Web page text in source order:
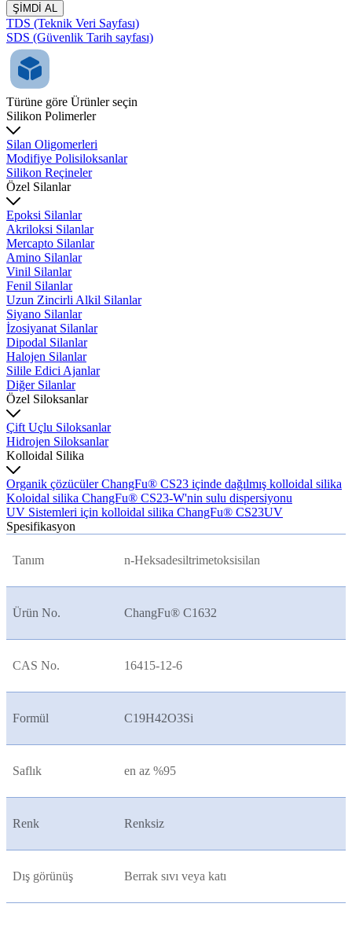
ŞİMDİ AL
TDS (Teknik Veri Sayfası)
SDS (Güvenlik Tarih sayfası)
Türüne göre Ürünler seçin
Silikon Polimerler
Silan Oligomerleri
Modifiye Polisiloksanlar
Silikon Reçineler
Özel Silanlar
Epoksi Silanlar
Akriloksi Silanlar
Mercapto Silanlar
Amino Silanlar
Vinil Silanlar
Fenil Silanlar
Uzun Zincirli Alkil Silanlar
Siyano Silanlar
İzosiyanat Silanlar
Dipodal Silanlar
Halojen Silanlar
Silile Edici Ajanlar
Diğer Silanlar
Özel Siloksanlar
Çift Uçlu Siloksanlar
Hidrojen Siloksanlar
Kolloidal Silika
Organik çözücüler ChangFu® CS23 içinde dağılmış kolloidal silika
Koloidal silika ChangFu® CS23-W'nin sulu dispersiyonu
UV Sistemleri için kolloidal silika ChangFu® CS23UV
Spesifikasyon
Tanım n-Heksadesiltrimetoksisilan
Ürün No. ChangFu® C1632
CAS No. 16415-12-6
Formül C19H42O3Si
Saflık en az %95
Renk Renksiz
Dış görünüş Berrak sıvı veya katı